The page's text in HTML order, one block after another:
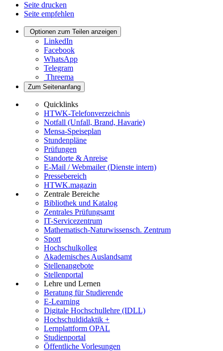
Seite drucken
Seite empfehlen
Optionen zum Teilen anzeigen
LinkedIn
Facebook
WhatsApp
Telegram
Threema
Zum Seitenanfang
Quicklinks
HTWK-Telefonverzeichnis
Notfall (Unfall, Brand, Havarie)
Mensa-Speiseplan
Stundenpläne
Prüfungen
Standorte & Anreise
E-Mail / Webmailer (Dienste intern)
Pressebereich
HTWK.magazin
Zentrale Bereiche
Bibliothek und Katalog
Zentrales Prüfungsamt
IT-Servicezentrum
Mathematisch-Naturwissensch. Zentrum
Sport
Hochschulkolleg
Akademisches Auslandsamt
Stellenangebote
Stellenportal
Lehre und Lernen
Beratung für Studierende
E-Learning
Digitale Hochschullehre (IDLL)
Hochschuldidaktik +
Lernplattform OPAL
Studienportal
Öffentliche Vorlesungen